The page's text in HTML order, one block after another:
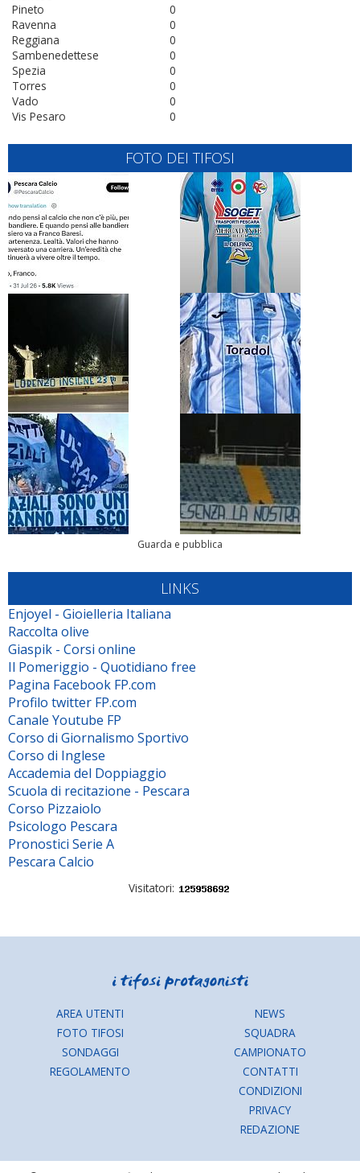
0
Pineto
0
Ravenna
0
Reggiana
0
Sambenedettese
0
Spezia
0
Torres
0
Vado
0
Vis Pesaro
FOTO DEI TIFOSI
Guarda e pubblica
LINKS
Enjoyel - Gioielleria Italiana
Raccolta olive
Giaspik - Corsi online
Il Pomeriggio - Quotidiano free
Pagina Facebook FP.com
Profilo twitter FP.com
Canale Youtube FP
Corso di Giornalismo Sportivo
Corso di Inglese
Accademia del Doppiaggio
Scuola di recitazione - Pescara
Corso Pizzaiolo
Psicologo Pescara
Pronostici Serie A
Pescara Calcio
Visitatori:
AREA UTENTI
FOTO TIFOSI
SONDAGGI
REGOLAMENTO
NEWS
SQUADRA
CAMPIONATO
CONTATTI
CONDIZIONI
PRIVACY
REDAZIONE